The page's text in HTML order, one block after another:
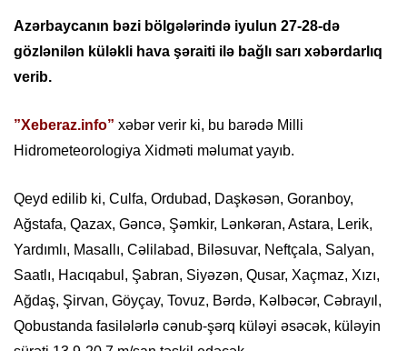
Azərbaycanın bəzi bölgələrində iyulun 27-28-də
gözlənilən küləkli hava şəraiti ilə bağlı sarı xəbərdarlıq
verib.
”Xeberaz.info” xəbər verir ki, bu barədə Milli
Hidrometeorologiya Xidməti məlumat yayıb.
Qeyd edilib ki, Culfa, Ordubad, Daşkəsən, Goranboy,
Ağstafa, Qazax, Gəncə, Şəmkir, Lənkəran, Astara, Lerik,
Yardımlı, Masallı, Cəlilabad, Biləsuvar, Neftçala, Salyan,
Saatlı, Hacıqabul, Şabran, Siyəzən, Qusar, Xaçmaz, Xızı,
Ağdaş, Şirvan, Göyçay, Tovuz, Bərdə, Kəlbəcər, Cəbrayıl,
Qobustanda fasilələrlə cənub-şərq küləyi əsəcək, küləyin